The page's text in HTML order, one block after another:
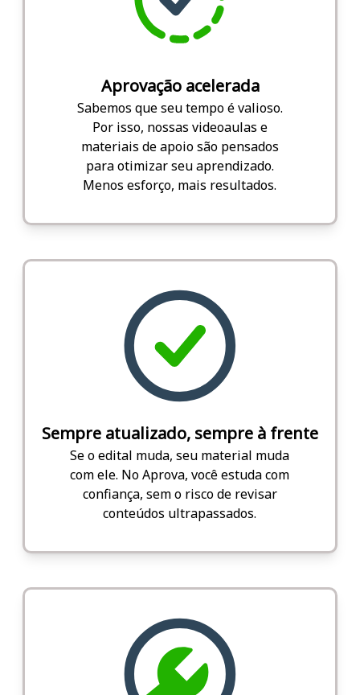
Aprovação acelerada
Sabemos que seu tempo é valioso.
Por isso, nossas videoaulas e
materiais de apoio são pensados
para otimizar seu aprendizado.
Menos esforço, mais resultados.
Sempre atualizado, sempre à frente
Se o edital muda, seu material muda
com ele. No Aprova, você estuda com
confiança, sem o risco de revisar
conteúdos ultrapassados.